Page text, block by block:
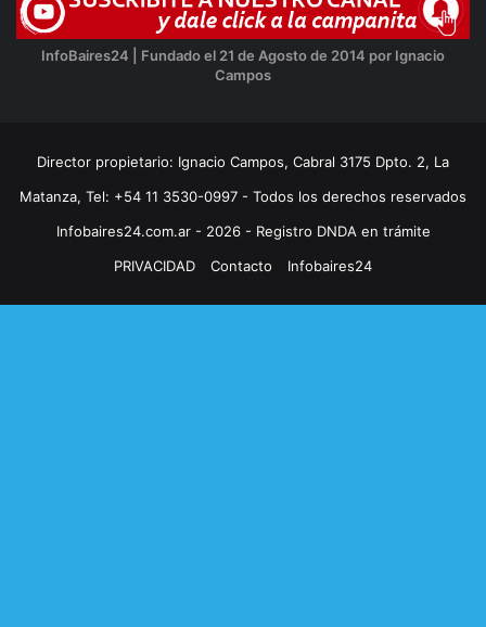
InfoBaires24 | Fundado el 21 de Agosto de 2014 por Ignacio
Campos
Director propietario: Ignacio Campos, Cabral 3175 Dpto. 2, La
Matanza, Tel: +54 11 3530-0997 - Todos los derechos reservados
Infobaires24.com.ar - 2026 - Registro DNDA en trámite
PRIVACIDAD
Contacto Infobaires24